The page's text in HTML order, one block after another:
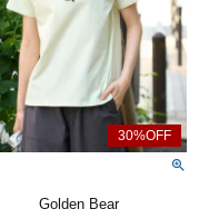
Golden Bear